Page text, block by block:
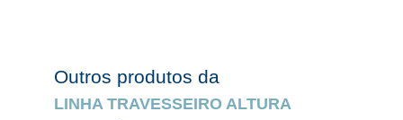
Outros produtos da
LINHA TRAVESSEIRO ALTURA